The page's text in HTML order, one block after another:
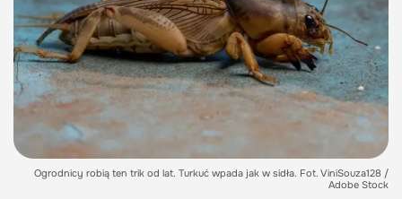
Ogrodnicy robią ten trik od lat. Turkuć wpada jak w sidła. Fot. ViniSouza128 /
Adobe Stock